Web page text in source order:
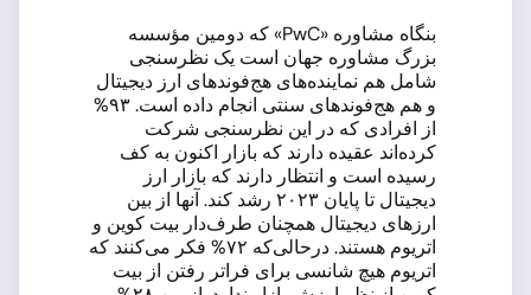
بنگاه مشاوره «PwC» که دومین مؤسسه
بزرگ مشاوره جهان است یک نظرسنجی
شامل هم نماینده‌های هج‌فوندهای ارز دیجیتال
و هم هج‌فوندهای سنتی انجام داده است. ۹۳%
از افرادی که در این نظرسنجی شرکت
کرده‌اند عقیده دارند که بازار اکنون به کف
رسیده است و انتظار دارند که بازار ارز
دیجیتال تا پایان ۲۰۲۳ رشد کند. آنها از بین
ارزهای دیجیتال همچنان طرف‌دار بیت کوین و
اتریوم هستند. درحالی‌که ۷۲% فکر می‌کنند که
اتریوم هیچ شانسی برای فراتر رفتن از بیت